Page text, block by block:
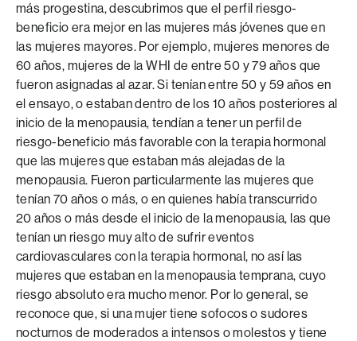
más progestina, descubrimos que el perfil riesgo-
beneficio era mejor en las mujeres más jóvenes que en
las mujeres mayores. Por ejemplo, mujeres menores de
60 años, mujeres de la WHI de entre 50 y 79 años que
fueron asignadas al azar. Si tenían entre 50 y 59 años en
el ensayo, o estaban dentro de los 10 años posteriores al
inicio de la menopausia, tendían a tener un perfil de
riesgo-beneficio más favorable con la terapia hormonal
que las mujeres que estaban más alejadas de la
menopausia. Fueron particularmente las mujeres que
tenían 70 años o más, o en quienes había transcurrido
20 años o más desde el inicio de la menopausia, las que
tenían un riesgo muy alto de sufrir eventos
cardiovasculares con la terapia hormonal, no así las
mujeres que estaban en la menopausia temprana, cuyo
riesgo absoluto era mucho menor. Por lo general, se
reconoce que, si una mujer tiene sofocos o sudores
nocturnos de moderados a intensos o molestos y tiene